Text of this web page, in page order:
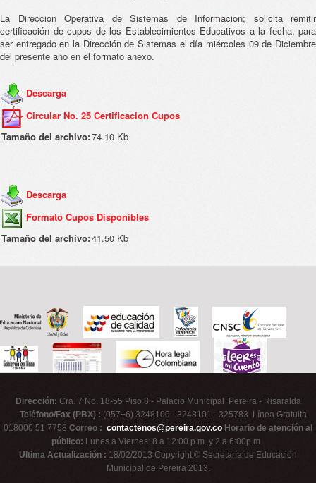
La Direccion Operativa de Sistemas de Informacion; solicita remitir
certificación de cupos de los Establecimientos Educativos a la fecha, para
ser entregado en la Dirección de Sistemas el día miércoles 09 de Diciembre
del presente año en el formato anexo.
Descarga
Circular No. 25 Certificacion Cupos
Tamaño del archivo:74.10 Kb
Descarga
Formato Cupos Disponibles
Tamaño del archivo:41.50 Kb
Dirección: Cra. 7 No. 18-55 Piso 8 - Palacio Municipal Pereira - Risaralda
Teléfono/Fax (PBX) : (057+6) 3248100 - 3248101 - 325783 Línea Gratuita
018000 51 7758 Correo : contactenos@pereira.gov.co Horario de atención al
público: Lunes a Viernes: 8 a 12:00 p.m. y 2 a 6:00p.m.
Ultima Actualización : 18/02/2013 Copyright © Secretaría de Educación
Municipal de Pereira 2013.